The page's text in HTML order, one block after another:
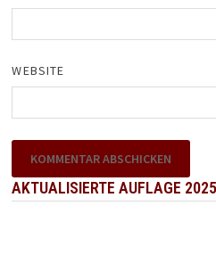
WEBSITE
AKTUALISIERTE AUFLAGE